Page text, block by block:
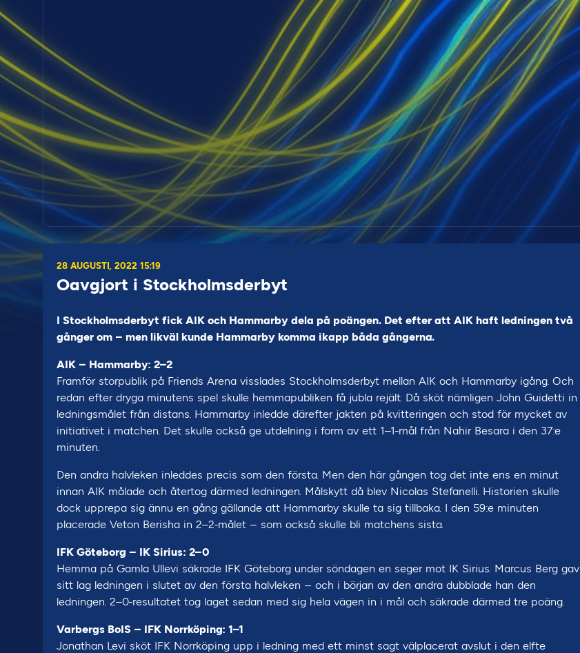
28 AUGUSTI, 2022 15:19
Oavgjort i Stockholmsderbyt
I Stockholmsderbyt fick AIK och Hammarby dela på poängen. Det efter att AIK haft ledningen två
gånger om – men likväl kunde Hammarby komma ikapp båda gångerna.
AIK – Hammarby: 2–2
Framför storpublik på Friends Arena visslades Stockholmsderbyt mellan AIK och Hammarby igång. Och
redan efter dryga minutens spel skulle hemmapubliken få jubla rejält. Då sköt nämligen John Guidetti in
ledningsmålet från distans. Hammarby inledde därefter jakten på kvitteringen och stod för mycket av
initiativet i matchen. Det skulle också ge utdelning i form av ett 1–1-mål från Nahir Besara i den 37:e
minuten.
Den andra halvleken inleddes precis som den första. Men den här gången tog det inte ens en minut
innan AIK målade och återtog därmed ledningen. Målskytt då blev Nicolas Stefanelli. Historien skulle
dock upprepa sig ännu en gång gällande att Hammarby skulle ta sig tillbaka. I den 59:e minuten
placerade Veton Berisha in 2–2-målet – som också skulle bli matchens sista.
IFK Göteborg – IK Sirius: 2–0
Hemma på Gamla Ullevi säkrade IFK Göteborg under söndagen en seger mot IK Sirius. Marcus Berg gav
sitt lag ledningen i slutet av den första halvleken – och i början av den andra dubblade han den
ledningen. 2–0-resultatet tog laget sedan med sig hela vägen in i mål och säkrade därmed tre poäng.
Varbergs BoIS – IFK Norrköping: 1–1
Jonathan Levi sköt IFK Norrköping upp i ledning med ett minst sagt välplacerat avslut i den elfte